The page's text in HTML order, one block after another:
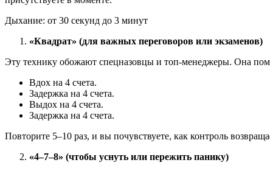
Дыхание: от 30 секунд до 3 минут
«Квадрат» (для важных переговоров или экзаменов)
Эту технику обожают спецназовцы и топ-менеджеры. Она
Вдох на 4 счета.
Задержка на 4 счета.
Выдох на 4 счета.
Задержка на 4 счета.
Повторите 5–10 раз, и вы почувствуете, как контроль
«4–7–8» (чтобы уснуть или пережить панику)